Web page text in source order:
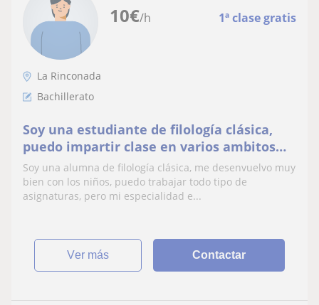
10€/h 1ª clase gratis
La Rinconada
Bachillerato
Soy una estudiante de filología clásica,
puedo impartir clase en varios ambitos
me y desenvuelvo muy bien con niños
Soy una alumna de filología clásica, me desenvuelvo muy
bien con los niños, puedo trabajar todo tipo de
asignaturas, pero mi especialidad e...
ver más Contactar